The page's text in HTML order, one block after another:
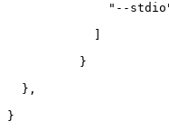
  },